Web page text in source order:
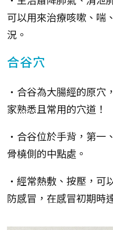
可以用來治療咳嗽、喘
況。
合谷穴
•合谷為大腸經的原穴
家熟悉且常用的穴道！
•合谷位於手背，第一
骨橈側的中點處。
•經常熱敷、按壓，可
防感冒，在感冒初期時